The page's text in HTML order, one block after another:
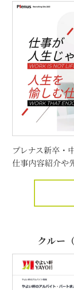
プレナス新卒・
仕事内容紹介や
クルー